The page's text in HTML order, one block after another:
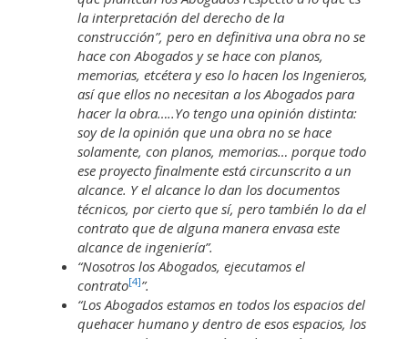
la interpretación del derecho de la
construcción”, pero en definitiva una obra no se
hace con Abogados y se hace con planos,
memorias, etcétera y eso lo hacen los Ingenieros,
así que ellos no necesitan a los Abogados para
hacer la obra…..Yo tengo una opinión distinta:
soy de la opinión que una obra no se hace
solamente, con planos, memorias… porque todo
ese proyecto finalmente está circunscrito a un
alcance. Y el alcance lo dan los documentos
técnicos, por cierto que sí, pero también lo da el
contrato que de alguna manera envasa este
alcance de ingeniería”.
“Nosotros los Abogados, ejecutamos el
contrato[4]”.
“Los Abogados estamos en todos los espacios del
quehacer humano y dentro de esos espacios, los